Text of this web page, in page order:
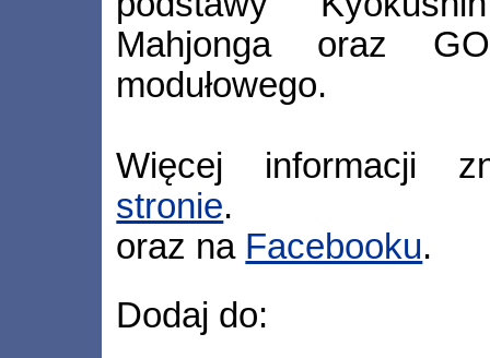
Mahjonga oraz
modułowego.
Więcej informacji
stronie.
oraz na Facebooku.
Dodaj do: